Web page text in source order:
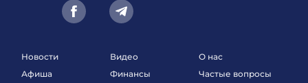
Новости
Афиша
Видео
Финансы
О нас
Частые вопросы